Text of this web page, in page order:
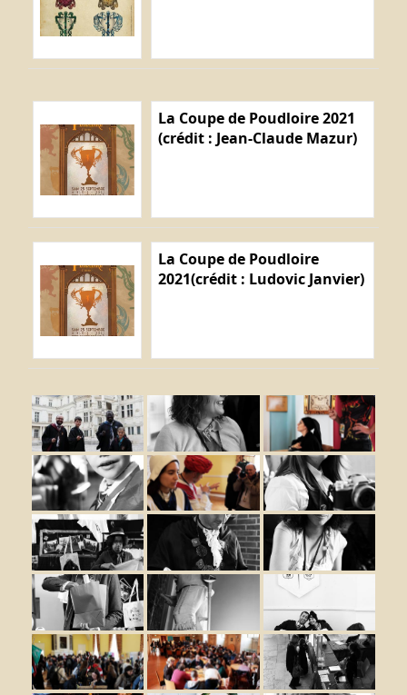
La Coupe de Poudloire 2021
(crédit : Jean-Claude Mazur)
La Coupe de Poudloire
2021(crédit : Ludovic Janvier)